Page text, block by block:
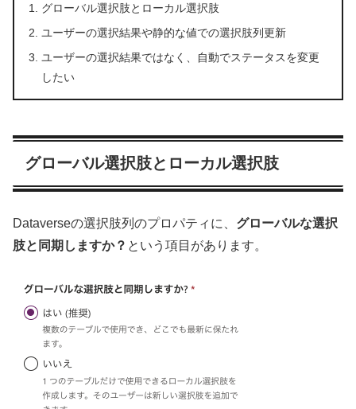
グローバル選択肢とローカル選択肢
ユーザーの選択結果や静的な値での選択肢列更新
ユーザーの選択結果ではなく、自動でステータスを変更
したい
グローバル選択肢とローカル選択肢
Dataverseの選択肢列のプロパティに、 グローバルな選択
肢と同期しますか？ という項目があります。